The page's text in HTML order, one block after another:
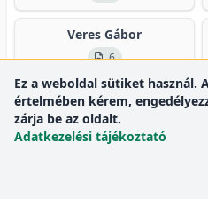
Veres Gábor
6
Vincze Áron
5
Ez a weboldal sütiket használ.
értelmében kérem,
zárja be az oldalt.
Adatkezelési tájékoztató